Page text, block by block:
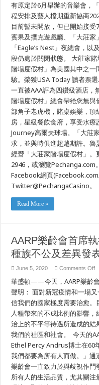
有原定於6月舉辦的音樂會，
程安排及藝人檔期重新協商
目前暫未開放，但已開始接受
賓果及撲克遊戲廳、「大莊家
「Eagle’s Nest」夜總會，
段仍處於關閉狀態。 大莊家
賭場度假村」為美國其中之
驗。榮獲USA Today 讀者票
一直被AAA評為四鑽級酒店，
賭場度假村」總會帶給您無與
部角子老虎機，賭桌娛樂，頂
房，星級餐飲食府，享受水
Journey高爾夫球場。「大莊
求，並與時俱進超越期許。
經營「大莊家賭場度假村」。
2946，或瀏覽Pechanga.com
Facebook網頁
Twitter@PechangaCasino。
Read More »
AARP樂齡會首席
種族不公及差異發
June 5, 2020 Comments Offon
會
華盛頓——今天，AARP樂齡
聲明： 面對新冠疫情和一場
信我們的國家極度需要治愈
人種帶來的不成比例的影響
治上的不平等待遇所造成的
我們的社區和社會。 今天的
Ethel Percy Andrus博士在60
我們都要為所有人而做。」通
樂齡會一直致力於與歧視作
所有人的生活品質，尤其關